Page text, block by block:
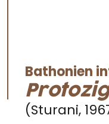
Bathonien
(Sturani,